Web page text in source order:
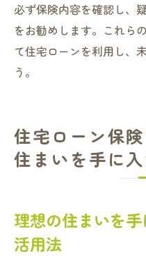
必ず保険内容を確認し、
をお勧めします。これら
て住宅ローンを利用し、
う。
住宅ローン保
住まいを手に
理想の住まいを
活用法